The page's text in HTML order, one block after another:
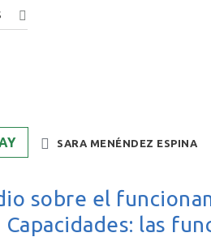
SARA MENÉNDEZ ESPINA
sobre el
Capacidades: las